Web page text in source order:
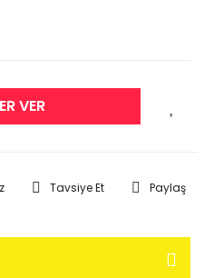
VER
Tavsiye Et Paylaş